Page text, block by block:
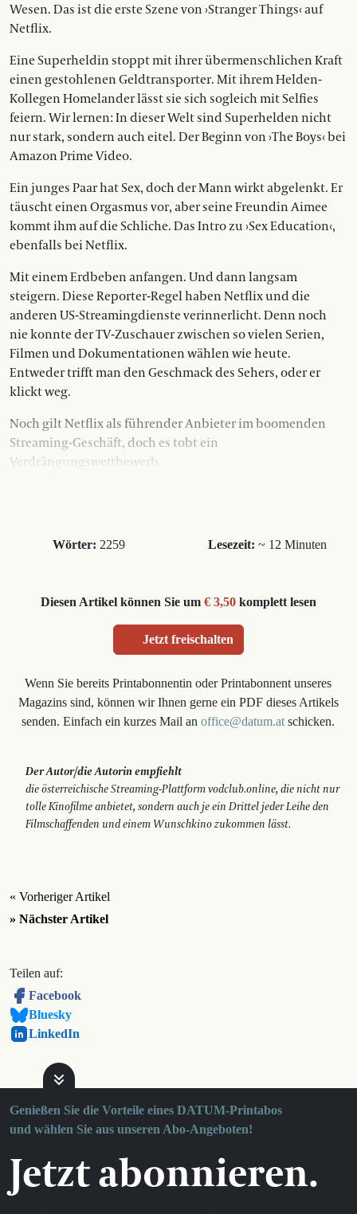
Wesen. Das ist die erste Szene von ›Stranger Things‹ auf
Netflix.
Eine Superheldin stoppt mit ihrer übermensch­lichen Kraft
einen gestohlenen Geldtransporter. Mit ihrem Helden-
Kollegen Homelander lässt sie sich sogleich mit Selfies
feiern. Wir lernen: In dieser Welt sind Superhelden nicht
nur stark, sondern auch eitel. Der Beginn von ›The Boys‹ bei
Amazon Prime Video.
Ein junges Paar hat Sex, doch der Mann wirkt abgelenkt. Er
täuscht einen Orgasmus vor, aber seine Freundin Aimee
kommt ihm auf die Schliche. Das Intro zu ›Sex Education‹,
ebenfalls bei Netflix.
Mit einem Erdbeben anfangen. Und dann langsam
steigern. Diese Reporter-Regel haben Netflix und die
anderen US-Streamingdienste verinnerlicht. Denn noch
nie konnte der TV-Zuschauer zwischen so vielen Serien,
Filmen und Dokumentationen wählen wie heute.
Entweder trifft man den Geschmack des Sehers, oder er
klickt weg.
Noch gilt Netflix als führender Anbieter im boomenden
Streaming-Geschäft, doch es tobt ein
Verdrängungswettbewerb.
Wörter: 2259 Lesezeit: ~ 12 Minuten
Diesen Artikel können Sie um € 3,50komplett lesen
Jetzt freischalten
Wenn Sie bereits Printabonnentin oder Printabonnent unseres
Magazins sind, können wir Ihnen gerne ein PDF dieses Artikels
senden. Einfach ein kurzes Mail anoffice@datum.at schicken.
Der Autor/die Autorin empfiehlt
die österreichische Streaming-Plattform vodclub.online, die nicht nur
tolle Kinofilme anbietet, sondern auch je ein Drittel jeder Leihe den
Filmschaffenden und einem Wunschkino zukommen lässt.
« Vorheriger Artikel
» Nächster Artikel
Teilen auf:
Facebook
Bluesky
LinkedIn
Genießen Sie die Vorteile eines DATUM-Printabos
und wählen Sie aus unseren Abo-Angeboten!
Jetzt abonnieren.